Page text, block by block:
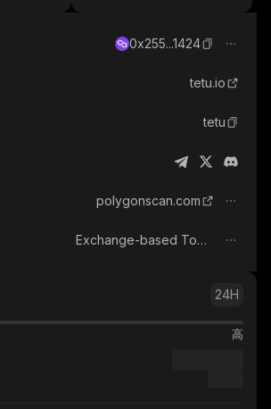
0x255...1424
tetu.io
tetu
polygonscan.com
Exchange-based Tokens
24H
高